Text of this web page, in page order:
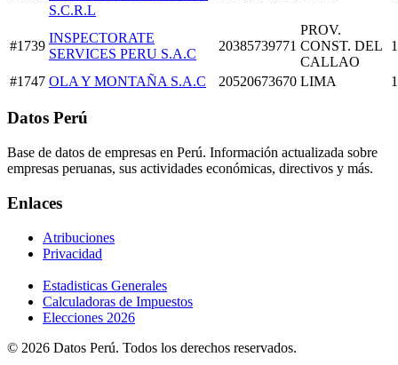
S.C.R.L
#1739
INSPECTORATE
SERVICES PERU S.A.C
20385739771
PROV.
CONST. DEL
CALLAO
#1747 OLA Y MONTAÑA S.A.C 20520673670 LIMA
Datos Perú
Base de datos de empresas en Perú. Información actualizada sobre
empresas peruanas, sus actividades económicas, directivos y más.
Enlaces
Atribuciones
Privacidad
Estadisticas Generales
Calculadoras de Impuestos
Elecciones 2026
© 2026 Datos Perú. Todos los derechos reservados.